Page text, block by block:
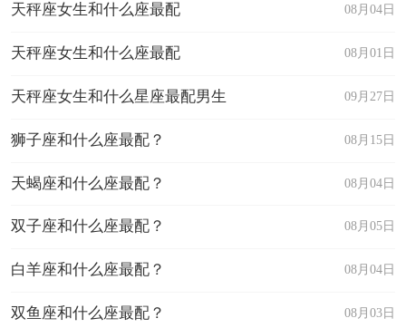
08月04日
天秤座女生和什么座最配
08月01日
天秤座女生和什么座最配
09月27日
天秤座女生和什么星座最配男生
08月15日
狮子座和什么座最配？
08月04日
天蝎座和什么座最配？
08月05日
双子座和什么座最配？
08月04日
白羊座和什么座最配？
08月03日
双鱼座和什么座最配？